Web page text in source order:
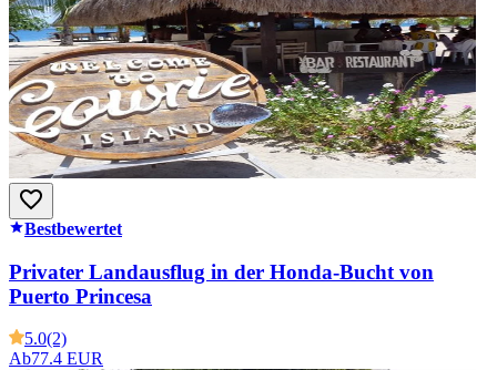
Bestbewertet
Privater Landausflug in der Honda-Bucht von
Puerto Princesa
5.0(2)
Ab77.4 EUR